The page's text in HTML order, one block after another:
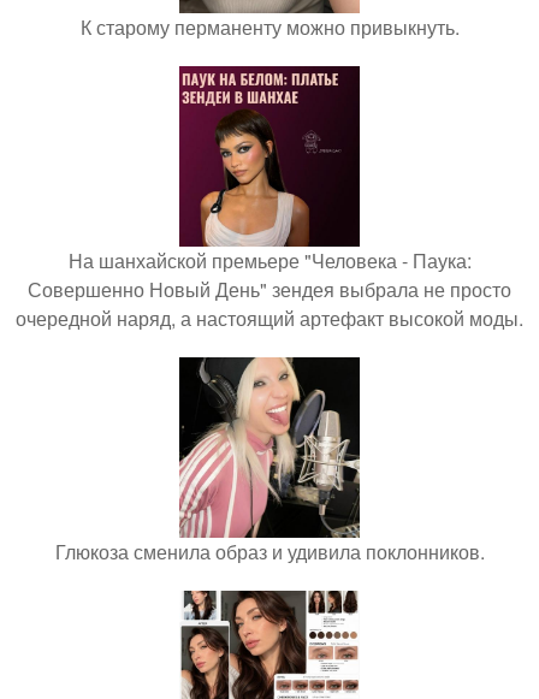
К старому перманенту можно привыкнуть.
На шанхайской премьере "Человека - Паука:
Совершенно Новый День" зендея выбрала не просто
очередной наряд, а настоящий артефакт высокой моды.
Глюкоза сменила образ и удивила поклонников.